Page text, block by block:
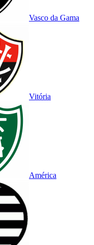
Vasco da Gama
Vitória
América